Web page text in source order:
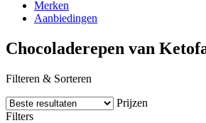
Merken
Aanbiedingen
Chocoladerepen van
Filteren & Sorteren
Prijzen
Filters